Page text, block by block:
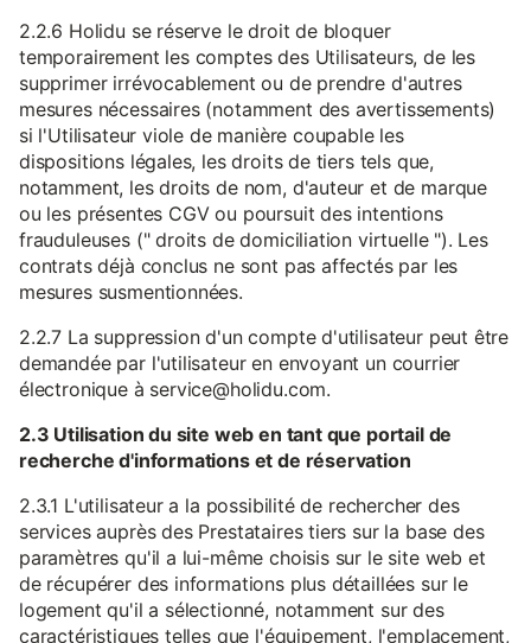
2.2.6 Holidu se réserve le droit de bloquer
temporairement les comptes des Utilisateurs, de les
supprimer irrévocablement ou de prendre d'autres
mesures nécessaires (notamment des avertissements)
si l'Utilisateur viole de manière coupable les
dispositions légales, les droits de tiers tels que,
notamment, les droits de nom, d'auteur et de marque
ou les présentes CGV ou poursuit des intentions
frauduleuses (" droits de domiciliation virtuelle "). Les
contrats déjà conclus ne sont pas affectés par les
mesures susmentionnées.
2.2.7 La suppression d'un compte d'utilisateur peut être
demandée par l'utilisateur en envoyant un courrier
électronique à service@holidu.com.
2.3 Utilisation du site web en tant que portail de
recherche d'informations et de réservation
2.3.1 L'utilisateur a la possibilité de rechercher des
services auprès des Prestataires tiers sur la base des
paramètres qu'il a lui-même choisis sur le site web et
de récupérer des informations plus détaillées sur le
logement qu'il a sélectionné, notamment sur des
caractéristiques telles que l'équipement, l'emplacement,